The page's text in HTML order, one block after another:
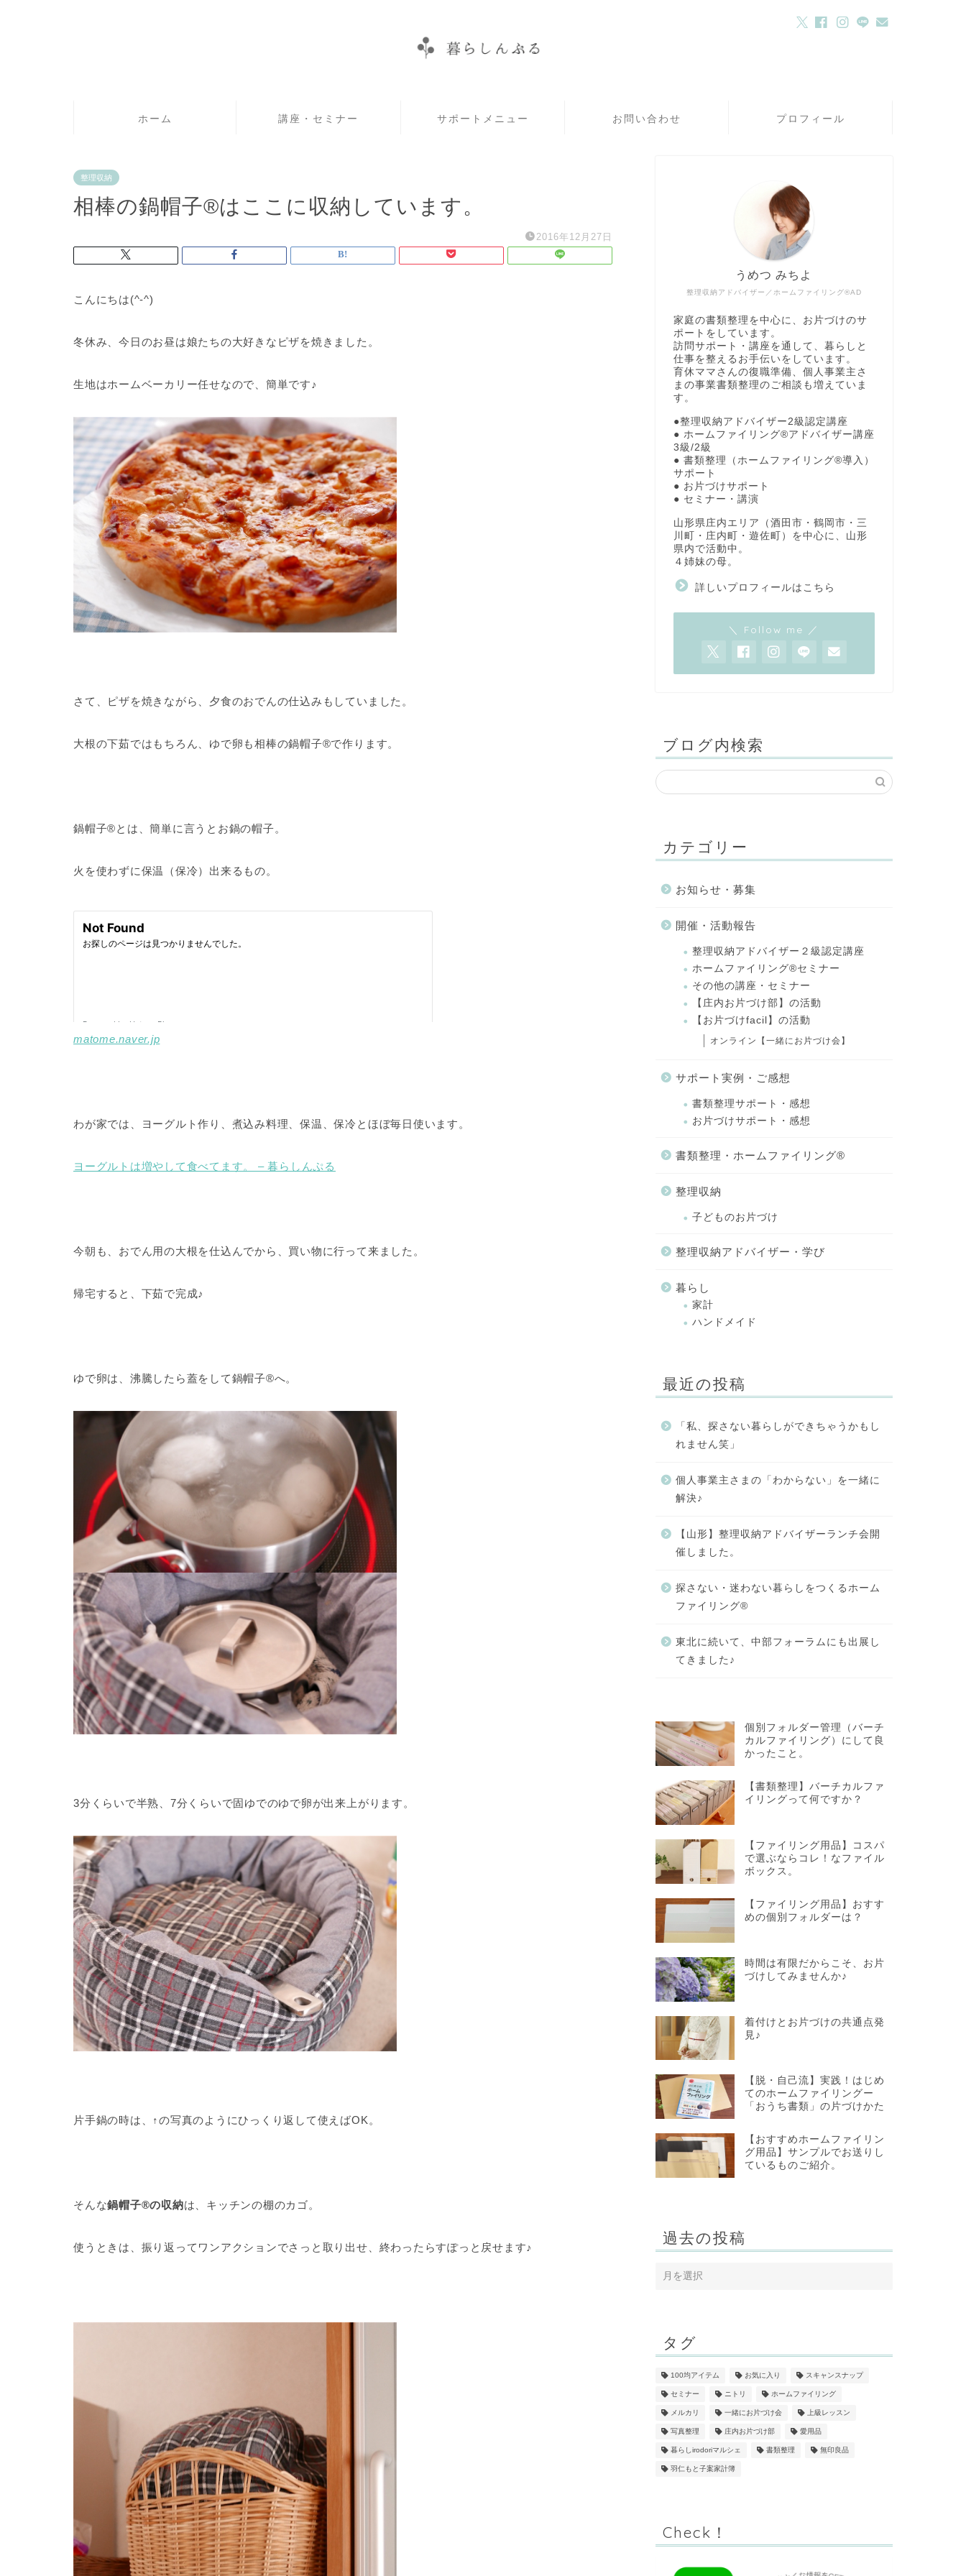
ホーム 講座・セミナー サポートメニュー お問い合わせ プロフィール
整理収納
相棒の鍋帽子®️はここに収納しています。
2016年12月27日
こんにちは(^-^)
冬休み、今日のお昼は娘たちの大好きなピザを焼きました。
生地はホームベーカリー任せなので、簡単です♪
さて、ピザを焼きながら、夕食のおでんの仕込みもしていました。
大根の下茹ではもちろん、ゆで卵も相棒の鍋帽子®️で作ります。
鍋帽子®️とは、簡単に言うとお鍋の帽子。
火を使わずに保温（保冷）出来るもの。
matome.naver.jp
わが家では、ヨーグルト作り、煮込み料理、保温、保冷とほぼ毎日使います。
ヨーグルトは増やして食べてます。 – 暮らしんぷる
今朝も、おでん用の大根を仕込んでから、買い物に行って来ました。
帰宅すると、下茹で完成♪
ゆで卵は、沸騰したら蓋をして鍋帽子®️へ。
3分くらいで半熟、7分くらいで固ゆでのゆで卵が出来上がります。
片手鍋の時は、↑の写真のようにひっくり返して使えばOK。
そんな鍋帽子®の収納は、キッチンの棚のカゴ。
使うときは、振り返ってワンアクションでさっと取り出せ、終わったらすぽっと戻せます♪
整理収納アドバイザー／ホームファイリング®AD
うめつ みちよ
家庭の書類整理を中心に、お片づけのサ
ポートをしています。
訪問サポート・講座を通して、暮らしと
仕事を整えるお手伝いをしています。
育休ママさんの復職準備、個人事業主さ
まの事業書類整理のご相談も増えていま
す。
●整理収納アドバイザー2級認定講座
● ホームファイリング®アドバイザー講座
3級/2級
● 書類整理（ホームファイリング®導入）
サポート
● お片づけサポート
● セミナー・講演
山形県庄内エリア（酒田市・鶴岡市・三
川町・庄内町・遊佐町）を中心に、山形
県内で活動中。
４姉妹の母。
詳しいプロフィールはこちら
＼ Follow me ／
ブログ内検索
カテゴリー
お知らせ・募集
開催・活動報告
整理収納アドバイザー２級認定講座
ホームファイリング®セミナー
その他の講座・セミナー
【庄内お片づけ部】の活動
【お片づけfacil】の活動
オンライン【一緒にお片づけ会】
サポート実例・ご感想
書類整理サポート・感想
お片づけサポート・感想
書類整理・ホームファイリング®
整理収納
子どものお片づけ
整理収納アドバイザー・学び
暮らし
家計
ハンドメイド
最近の投稿
「私、探さない暮らしができちゃうかもし
れません笑」
個人事業主さまの「わからない」を一緒に
解決♪
【山形】整理収納アドバイザーランチ会開
催しました。
探さない・迷わない暮らしをつくるホーム
ファイリング®
東北に続いて、中部フォーラムにも出展し
てきました♪
個別フォルダー管理（バーチ
カルファイリング）にして良
かったこと。
【書類整理】バーチカルファ
イリングって何ですか？
【ファイリング用品】コスパ
で選ぶならコレ！なファイル
ボックス。
【ファイリング用品】おすす
めの個別フォルダーは？
時間は有限だからこそ、お片
づけしてみませんか♪
着付けとお片づけの共通点発
見♪
【脱・自己流】実践！はじめ
てのホームファイリングー
「おうち書類」の片づけかた
【おすすめホームファイリン
グ用品】サンプルでお送りし
ているものご紹介。
過去の投稿
タグ
100均アイテム お気に入り スキャンスナップ
セミナー ニトリ ホームファイリング
メルカリ 一緒にお片づけ会 上級レッスン
写真整理 庄内お片づけ部 愛用品
暮らしirodoriマルシェ 書類整理 無印良品
羽仁もと子案家計簿
Check！